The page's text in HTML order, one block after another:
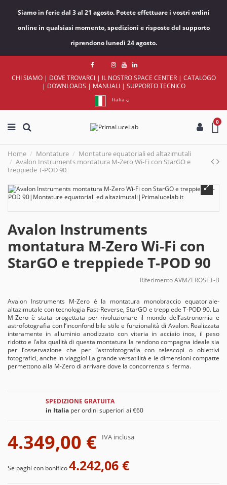
Siamo in ferie dal 3 al 21 agosto. Potete effettuare i vostri ordini
online in qualsiasi momento, spedizioni e risposte del supporto
riprendono lunedì 24 agosto.
CHI SIAMO| DOVE TROVARCI| IL NOSTRO SPACE CENTER| CATALOGO
| DOWNLOADS | MANUALI| SUPPORTO TECNICO
Italia
0
Home Montature
Montature equatoriali ed altazimutali
Avalon Instruments montatura M-Zero Wi-Fi con StarGO e
treppiede T-POD 90
Avalon Instruments
montatura M-Zero Wi-Fi con
StarGO e treppiede T-POD 90
RiferimentoAVMZEROSET-B
Avalon Instruments M-Zero è la montatura monobraccio equatoriale-
altazimutale con tecnologia Fast-Reverse, StarGO e treppiede T-POD 90. La
M-Zero è stata progettata per rivoluzionare il mondo dell’astronomia e
astrofotografia con l’inconfondibile stile e funzionalità di Avalon. Realizzata
interamente in alluminio anodizzato con viteria in acciaio inox, il peso
ridotto e l’alta qualità di questa montatura la rendono compagna ideale sia
per l’osservazione che per l’astrofotografia con telescopi o obiettivi
fotografici, anche in viaggio! La grande versatilità e le dimensioni compatte
permettono alla M-Zero di arrivare dove la concorrenza si ferma.
SPEDIZIONE GRATUITA
in Italiaper ordini superiori ai €60
4.349,00 € IVA inclusa
Se paghi con bonifico4.242,06 €